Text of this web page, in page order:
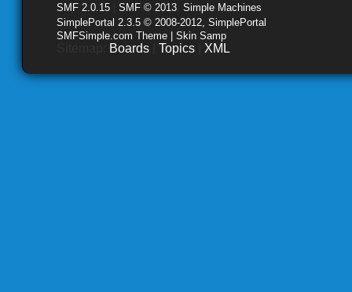
SMF 2.0.15 SMF © 2013 Simple Machines
SimplePortal 2.3.5 © 2008-2012, SimplePortal
SMFSimple.com Theme | Skin Samp
Boards Topics XML